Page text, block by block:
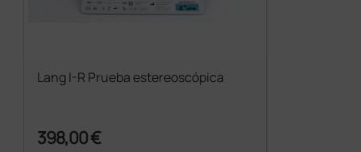
Lang I-R Prueba estereoscópica
398,00 €